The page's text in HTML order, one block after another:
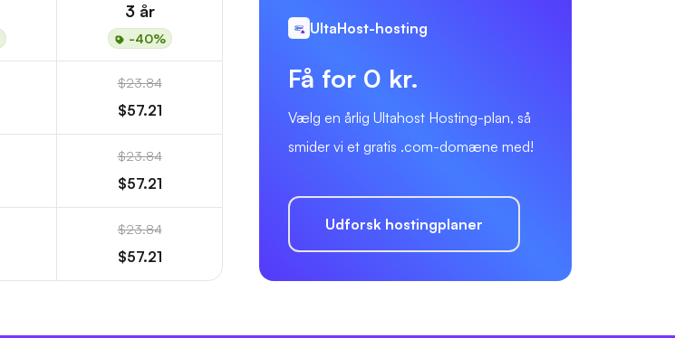
3 år
-40%
$23.84
$57.21
$23.84
$57.21
$23.84
$57.21
UltaHost-hosting
Få for 0 kr.
Vælg en årlig Ultahost Hosting-plan, så
smider vi et gratis .com-domæne med!
Udforsk hostingplaner